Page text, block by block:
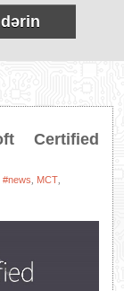
TV
Certified
#news MCT